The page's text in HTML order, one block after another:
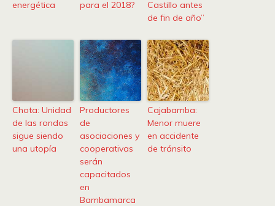
energética
para el 2018?
Castillo antes
de fin de año”
Chota: Unidad
de las rondas
sigue siendo
una utopía
Productores
de
asociaciones y
cooperativas
serán
capacitados
en
Bambamarca
Cajabamba:
Menor muere
en accidente
de tránsito